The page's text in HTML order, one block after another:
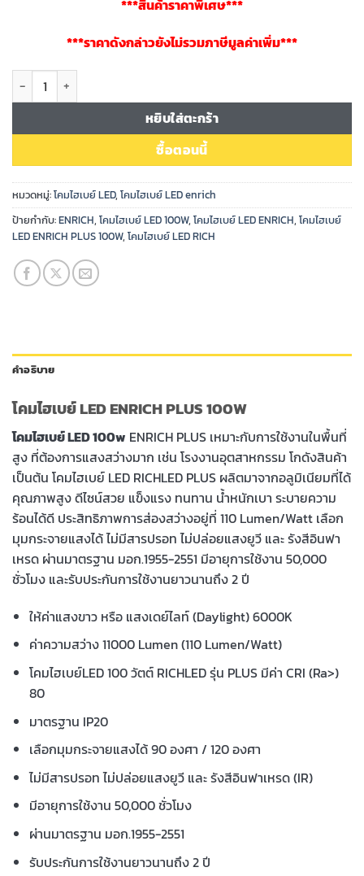
***สินค้าราคาพิเศษ***
***ราคาดังกล่าวยังไม่รวมภาษีมูลค่าเพิ่ม***
จำนวน โคมไฮเบย์ LED ENRICH PLUS 100W ชิ้น
หยิบใส่ตะกร้า
ซื้อตอนนี้
หมวดหมู่:โคมไฮเบย์ LED, โคมไฮเบย์ LED enrich
ป้ายกำกับ:ENRICH, โคมไฮเบย์ LED 100W, โคมไฮเบย์ LED ENRICH, โคมไฮเบย์
LED ENRICH PLUS 100W, โคมไฮเบย์ LED RICH
คำอธิบาย
โคมไฮเบย์ LED ENRICH PLUS 100W
โคมไฮเบย์ LED 100w ENRICH PLUS เหมาะกับการใช้งานในพื้นที่
สูง ที่ต้องการแสงสว่างมาก เช่น โรงงานอุตสาหกรรม โกดังสินค้า
เป็นต้น โคมไฮเบย์ LED RICHLED PLUS ผลิตมาจากอลูมิเนียมที่ได้
คุณภาพสูง ดีไซน์สวย แข็งแรง ทนทาน น้ำหนักเบา ระบายความ
ร้อนได้ดี ประสิทธิภาพการส่องสว่างอยู่ที่ 110 Lumen/Watt เลือก
มุมกระจายแสงได้ ไม่มีสารปรอท ไม่ปล่อยแสงยูวี และ รังสีอินฟา
เหรด ผ่านมาตรฐาน มอก.1955-2551 มีอายุการใช้งาน 50,000
ชั่วโมง และรับประกันการใช้งานยาวนานถึง 2 ปี
ให้ค่าแสงขาว หรือ แสงเดย์ไลท์ (Daylight) 6000K
ค่าความสว่าง 11000 Lumen (110 Lumen/Watt)
โคมไฮเบย์LED 100 วัตต์ RICHLED รุ่น PLUS มีค่า CRI (Ra>)
80
มาตรฐาน IP20
เลือกมุมกระจายแสงได้ 90 องศา / 120 องศา
ไม่มีสารปรอท ไม่ปล่อยแสงยูวี และ รังสีอินฟาเหรด (IR)
มีอายุการใช้งาน 50,000 ชั่วโมง
ผ่านมาตรฐาน มอก.1955-2551
รับประกันการใช้งานยาวนานถึง 2 ปี